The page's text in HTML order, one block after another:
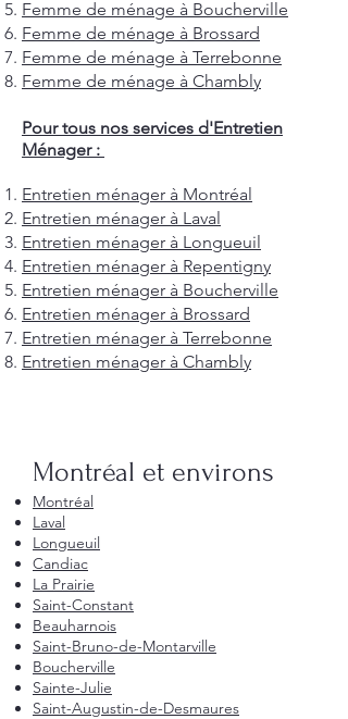
Femme de ménage à Boucherville
Femme de ménage à Brossard
Femme de ménage à Terrebonne
Femme de ménage à Chambly
Pour tous nos services d'Entretien
Ménager :
Entretien ménager à Montréal
Entretien ménager à Laval
Entretien ménager à Longueuil
Entretien ménager à Repentigny
Entretien ménager à Boucherville
Entretien ménager à Brossard
Entretien ménager à Terrebonne
Entretien ménager à Chambly
Montréal et environs
Montréal
Laval
Longueuil
Candiac
La Prairie
Saint-Constant
Beauharnois
Saint-Bruno-de-Montarville
Boucherville
Sainte-Julie
Saint-Augustin-de-Desmaures